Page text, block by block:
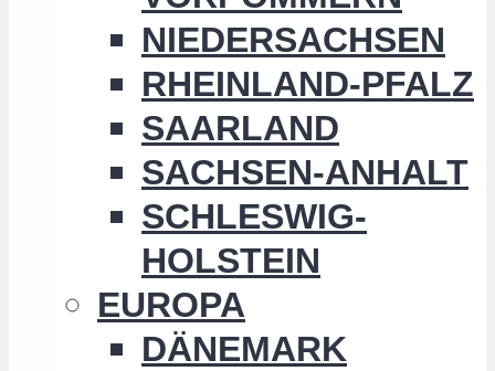
NIEDERSACHSEN
RHEINLAND-PFALZ
SAARLAND
SACHSEN-ANHALT
SCHLESWIG-
HOLSTEIN
EUROPA
DÄNEMARK